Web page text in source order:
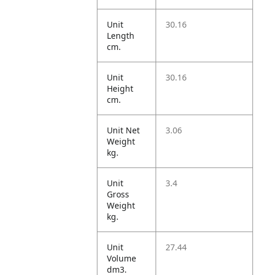
Unit
Length
cm.
30.16
Unit
Height
cm.
30.16
Unit Net
Weight
kg.
3.06
Unit
Gross
Weight
kg.
3.4
Unit
Volume
dm3.
27.44